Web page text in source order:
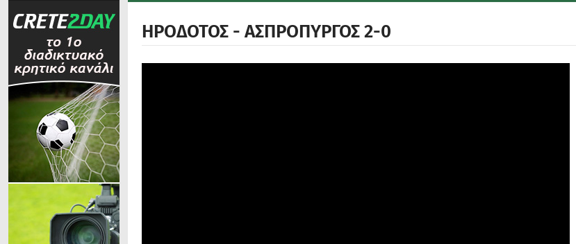
ΗΡΟΔΟΤΟΣ - ΑΣΠΡΟΠΥΡΓΟΣ 2-0